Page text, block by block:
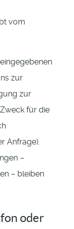
vom
zur
zur
für die
Anfrage).
–
– bleiben
oder